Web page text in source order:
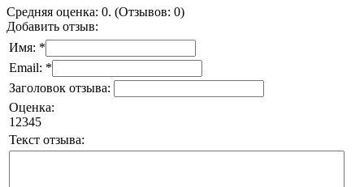
Средняя оценка: 0. (Отзывов: 0)
Добавить отзыв:
Имя: *
Email: *
Заголовок отзыва:
Оценка:
1 2345
Текст отзыва: